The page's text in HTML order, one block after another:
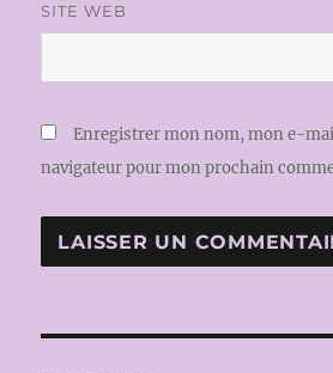
SITE WEB
Enregistrer mon nom, mon e-
navigateur pour mon prochain